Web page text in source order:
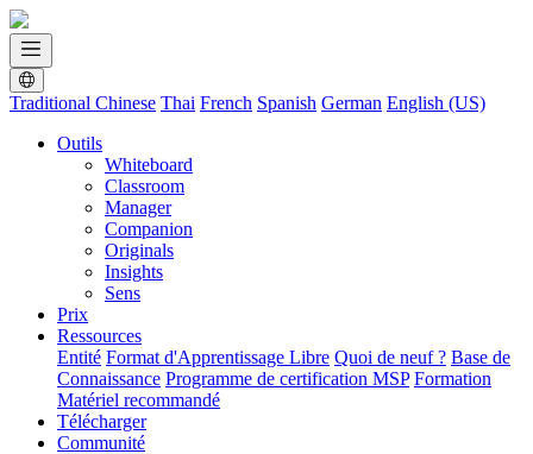
Traditional Chinese Thai French Spanish German English (US)
Outils
Whiteboard
Classroom
Manager
Companion
Originals
Insights
Sens
Prix
Ressources
Entité Format d'Apprentissage Libre Quoi de neuf ? Base de
Connaissance Programme de certification MSP Formation
Matériel recommandé
Télécharger
Communité